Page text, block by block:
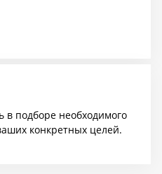
по старой цене!
в подборе необходимого
конкретных целей.